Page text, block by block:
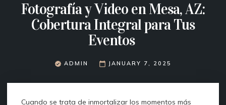
Fotografía y Video en Mesa, AZ:
Cobertura Integral para Tus
Eventos
ADMIN JANUARY 7, 2025
Cuando se trata de inmortalizar los momentos más